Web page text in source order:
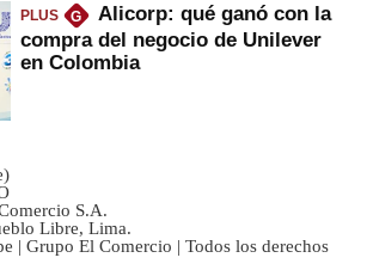
PLUS G
Alicorp: qué ganó con la
compra del negocio de Unilever
en Colombia
S.A.
Libre, Lima.
| Grupo El Comercio | Todos los derechos